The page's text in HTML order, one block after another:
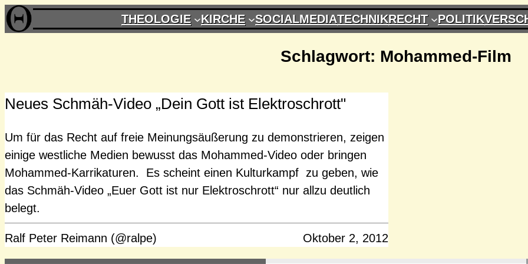
Zum
Inhalt
THEOLOGIE KIRCHE SOCIALMEDIATECHNIKRECHT POLITIK
Schlagwort: Mohammed-Film
Neues Schmäh-Video „Dein Gott ist Elektroschrott"
Um für das Recht auf freie Meinungsäußerung zu demonstrieren, zeigen
einige westliche Medien bewusst das Mohammed-Video oder bringen
Mohammed-Karrikaturen. Es scheint einen Kulturkampf zu geben, wie
das Schmäh-Video „Euer Gott ist nur Elektroschrott“ nur allzu deutlich
belegt.
Ralf Peter Reimann (@ralpe) Oktober 2, 2012